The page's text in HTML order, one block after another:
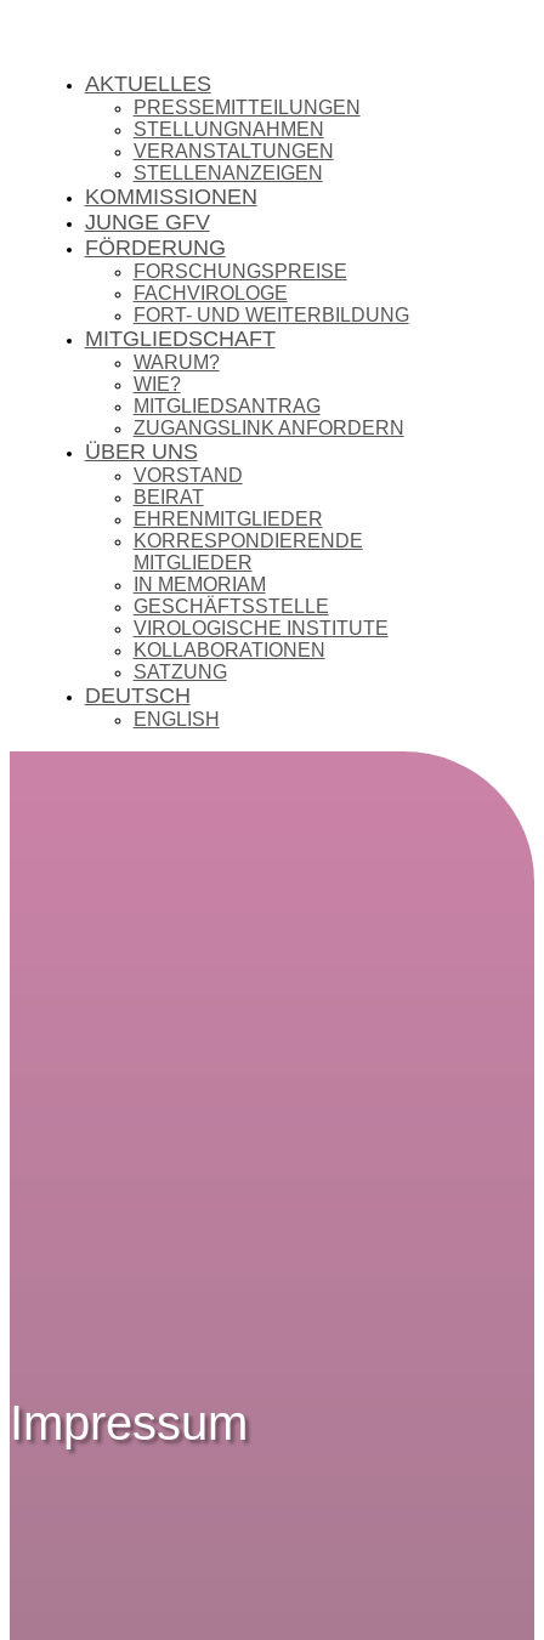
AKTUELLES
PRESSEMITTEILUNGEN
STELLUNGNAHMEN
VERANSTALTUNGEN
STELLENANZEIGEN
KOMMISSIONEN
JUNGE GFV
FÖRDERUNG
FORSCHUNGSPREISE
FACHVIROLOGE
FORT- UND WEITERBILDUNG
MITGLIEDSCHAFT
WARUM?
WIE?
MITGLIEDSANTRAG
ZUGANGSLINK ANFORDERN
ÜBER UNS
VORSTAND
BEIRAT
EHRENMITGLIEDER
KORRESPONDIERENDE
MITGLIEDER
IN MEMORIAM
GESCHÄFTSSTELLE
VIROLOGISCHE INSTITUTE
KOLLABORATIONEN
SATZUNG
DEUTSCH
ENGLISH
Impressum